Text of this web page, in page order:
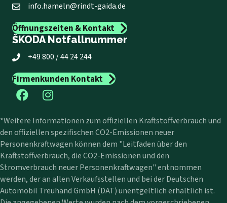
info.hameln@rindt-gaida.de
Öffnungszeiten & Kontakt
ŠKODA Notfallnummer
+49 800 / 44 24 244
Firmenkunden Kontakt
*Weitere Informationen zum offiziellen Kraftstoffverbrauch und
den offiziellen spezifischen CO2-Emissionen neuer
Personenkraftwagen können dem "Leitfaden über den
Kraftstoffverbrauch, die CO2-Emissionen und den
Stromverbrauch neuer Personenkraftwagen" entnommen
werden, der an allen Verkaufsstellen und bei der Deutschen
Automobil Treuhand GmbH (DAT) unentgeltlich erhältlich ist.